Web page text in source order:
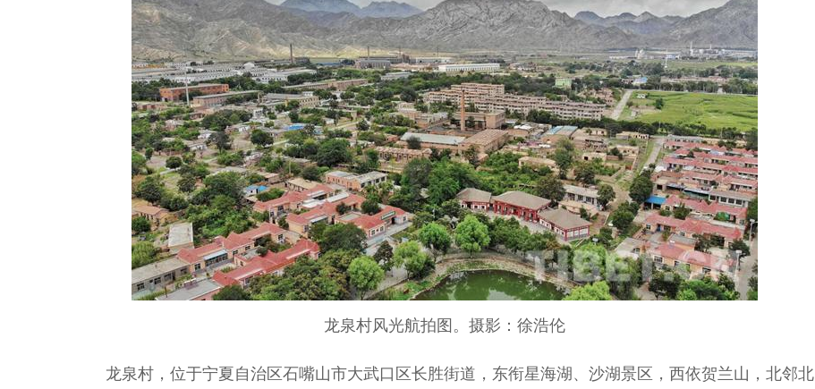
龙泉村风光航拍图。摄影：徐浩伦
龙泉村，位于宁夏自治区石嘴山市大武口区长胜街道，东衔星海湖、沙湖景区，西依贺兰山，北邻北